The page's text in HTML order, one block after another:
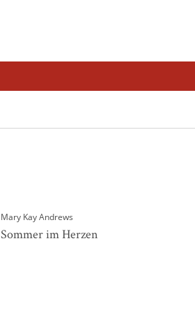
Mary Kay Andrews
Sommer im Herzen